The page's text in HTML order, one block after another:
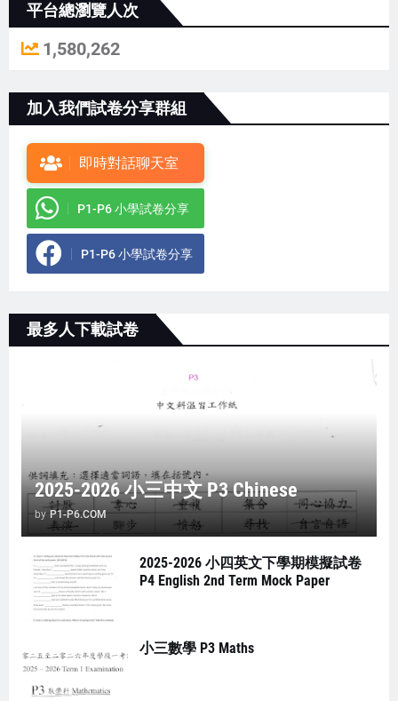
平台總瀏覽人次
1,580,262
加入我們試卷分享群組
即時對話聊天室
P1-P6 小學試卷分享
P1-P6 小學試卷分享
最多人下載試卷
2025-2026 小三中文 P3 Chinese
by P1-P6.COM
2025-2026 小四英文下學期模擬試卷
P4 English 2nd Term Mock Paper
小三數學 P3 Maths